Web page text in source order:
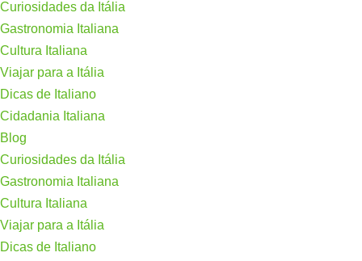
Curiosidades da Itália
Gastronomia Italiana
Cultura Italiana
Viajar para a Itália
Dicas de Italiano
Cidadania Italiana
Blog
Curiosidades da Itália
Gastronomia Italiana
Cultura Italiana
Viajar para a Itália
Dicas de Italiano